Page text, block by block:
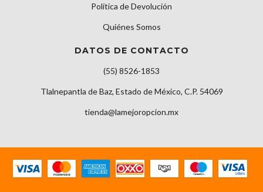
Política de Devolución
Quiénes Somos
DATOS DE CONTACTO
(55) 8526-1853
Tlalnepantla de Baz, Estado de México, C.P. 54069
tienda@lamejoropcion.mx